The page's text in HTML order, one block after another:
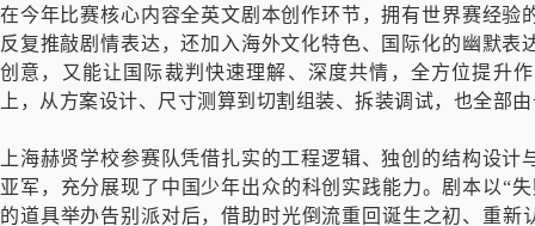
在今年比赛核心内容全英文剧本创作环节，拥有世界赛经
反复推敲剧情表达，还加入海外文化特色、国际化的幽默
创意，又能让国际裁判快速理解、深度共情，全方位提升
上，从方案设计、尺寸测算到切割组装、拆装调试，也全部
上海赫贤学校参赛队凭借扎实的工程逻辑、独创的结构设
亚军，充分展现了中国少年出众的科创实践能力。剧本以“
的道具举办告别派对后，借助时光倒流重回诞生之初、重新